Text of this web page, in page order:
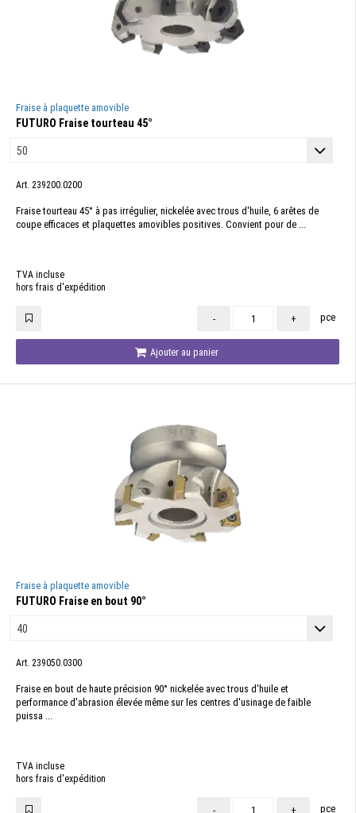
Fraise à plaquette amovible
FUTURO Fraise tourteau 45°
Art. 239200.0200
Fraise tourteau 45° à pas irrégulier, nickelée avec trous d'huile, 6 arêtes de
coupe efficaces et plaquettes amovibles positives. Convient pour de ...
TVA incluse
hors frais d'expédition
- + pce
Ajouter au panier
Fraise à plaquette amovible
FUTURO Fraise en bout 90°
Art. 239050.0300
Fraise en bout de haute précision 90° nickelée avec trous d'huile et
performance d'abrasion élevée même sur les centres d'usinage de faible
puissa ...
TVA incluse
hors frais d'expédition
- + pce